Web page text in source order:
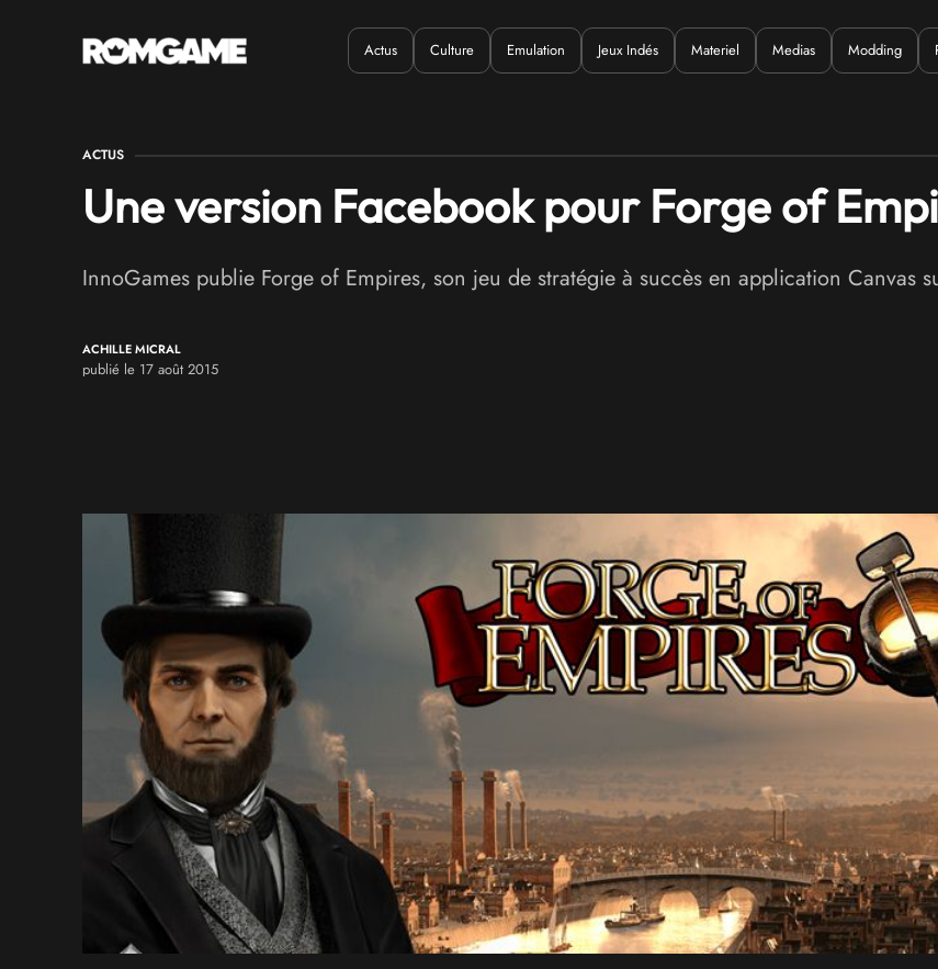
Quand ? Où ? Quoi ?
Actus Culture Emulation Jeux Indés Materiel Medias Modding
ACTUS
Une version Facebook pour Forge of
InnoGames publie Forge of Empires, son jeu de stratégie à succès en application Canvas
ACHILLE MICRAL
publié le 17 août 2015